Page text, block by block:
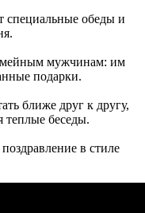
специальные обеды и
мужчинам: им
подарки.
ближе друг к другу,
теплые беседы.
в стиле